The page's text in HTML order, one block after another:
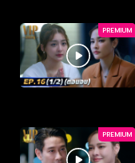
PREMIUM
PREMIUM